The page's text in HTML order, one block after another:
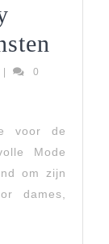
Mode
Voor
em-
0
voor de
Mode
om zijn
dames,